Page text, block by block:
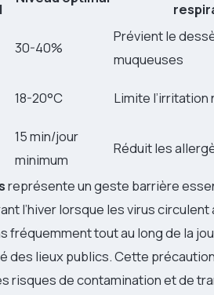
30-40%
Prévient le
muqueuses
18-20°C Limite l’irritation
15 min/jour
minimum
Réduit les
représente un geste barrière
l’hiver lorsque les virus
fréquemment tout au long de la
des lieux publics. Cette
risques de contamination et de